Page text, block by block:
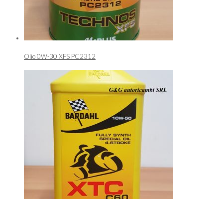
Olio 0W-30 XFS PC2312